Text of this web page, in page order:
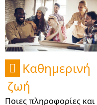

Καθημερινή
ζωή
Ποιες πληροφορίες και